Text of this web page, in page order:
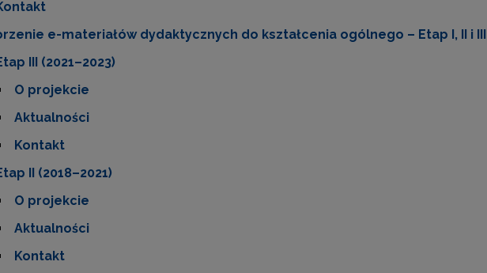
e-materiałów dydaktycznych do kształcenia ogólnego – Etap I, II i III
III (2021–2023)
O projekcie
Aktualności
Kontakt
II (2018–2021)
O projekcie
Aktualności
Kontakt